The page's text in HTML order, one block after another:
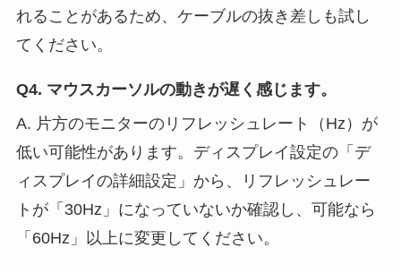
れることがあるため、ケーブルの抜き差しも試し
てください。
Q4. マウスカーソルの動きが遅く感じます。
A. 片方のモニターのリフレッシュレート（Hz）が
低い可能性があります。ディスプレイ設定の「デ
ィスプレイの詳細設定」から、リフレッシュレー
トが「30Hz」になっていないか確認し、可能なら
「60Hz」以上に変更してください。